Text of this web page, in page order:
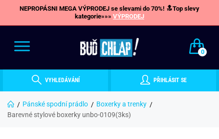
NEPROPÁSNI MEGA VÝPRODEJ se slevami do 70%! 🔝Top slevy
kategorie»»» VÝPRODEJ
0
VYHLEDÁVÁNÍ PŘIHLÁSIT SE
Pánské spodní prádlo
Boxerky a trenky
Barevné stylové boxerky unbo-0109(3ks)